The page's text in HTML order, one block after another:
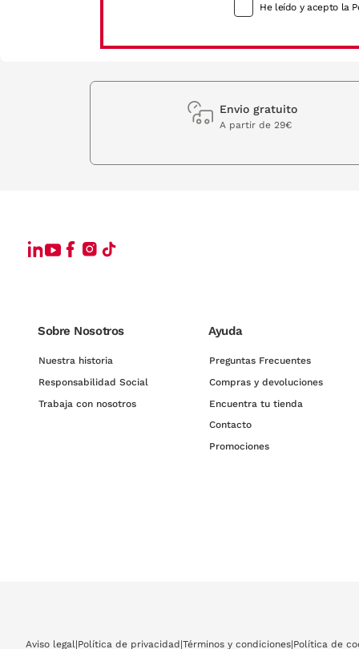
He leído y acepto la
Envio gratuito
A partir de 29€
Sobre Nosotros
Nuestra historia
Responsabilidad Social
Trabaja con nosotros
Ayuda
Preguntas Frecuentes
Compras y devoluciones
Encuentra tu tienda
Contacto
Promociones
Aviso legal|Política de privacidad |Términos y condiciones|Política de